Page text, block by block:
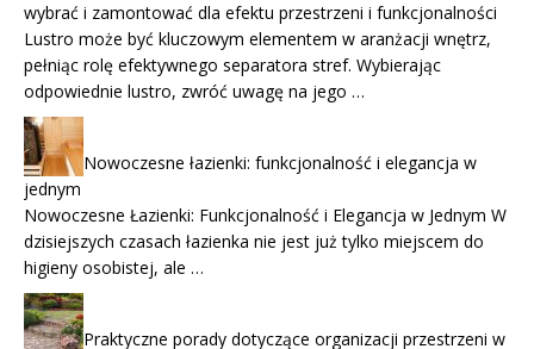
wybrać i zamontować dla efektu przestrzeni i funkcjonalności
Lustro może być kluczowym elementem w aranżacji wnętrz,
pełniąc rolę efektywnego separatora stref. Wybierając
odpowiednie lustro, zwróć uwagę na jego …
Nowoczesne łazienki: funkcjonalność i elegancja w
jednym
Nowoczesne Łazienki: Funkcjonalność i Elegancja w Jednym W
dzisiejszych czasach łazienka nie jest już tylko miejscem do
higieny osobistej, ale …
Praktyczne porady dotyczące organizacji przestrzeni w